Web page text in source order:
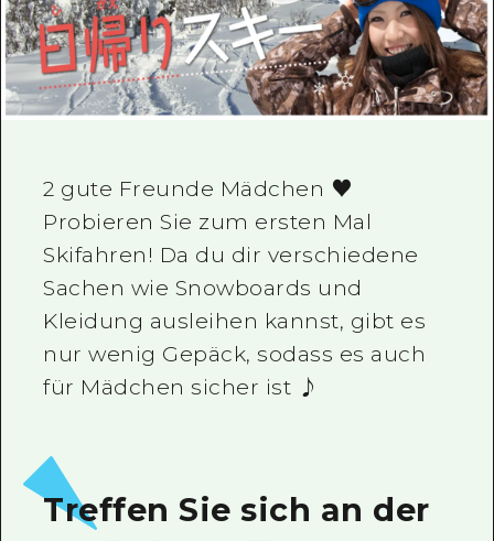
Ein freiwilliger Führer
Videos von Hiroshima
Transportinformationen bei
2 gute Freunde Mädchen ♥
Probieren Sie zum ersten Mal
Skifahren! Da du dir verschiedene
Sachen wie Snowboards und
Kleidung ausleihen kannst, gibt es
nur wenig Gepäck, sodass es auch
für Mädchen sicher ist ♪
Treffen Sie sich an der